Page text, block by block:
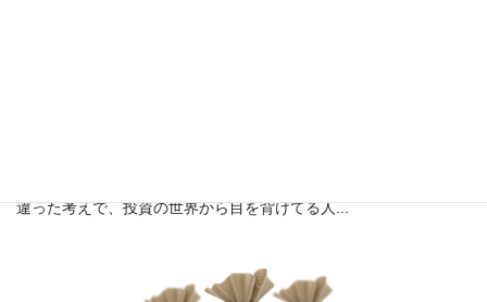
違った考えで、投資の世界から目を背けてる人...